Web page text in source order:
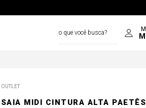
OUTLET
SAIA MIDI CINTURA ALTA PAETÊS